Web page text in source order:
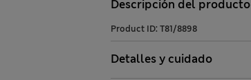
Descripción del producto
Product ID: T81/8898
Detalles y cuidado